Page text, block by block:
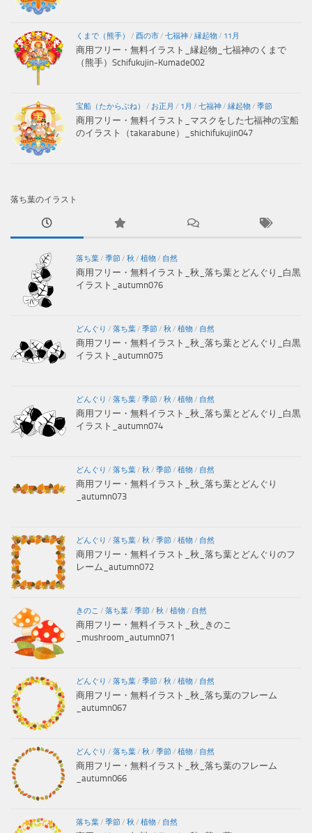
くまで（熊手） / 酉の市 / 七福神 / 縁起物 / 11月
商用フリー・無料イラスト_縁起物_七福神のくまで
（熊手）Schifukujin-Kumade002
宝船（たからぶね） / お正月 / 1月 / 七福神 / 縁起物 / 季節
商用フリー・無料イラスト_マスクをした七福神の宝船
のイラスト（takarabune）_shichifukujin047
落ち葉のイラスト
落ち葉 / 季節 / 秋 / 植物 / 自然
商用フリー・無料イラスト_秋_落ち葉とどんぐり_白黒
イラスト_autumn076
どんぐり / 落ち葉 / 季節 / 秋 / 植物 / 自然
商用フリー・無料イラスト_秋_落ち葉とどんぐり_白黒
イラスト_autumn075
どんぐり / 落ち葉 / 季節 / 秋 / 植物 / 自然
商用フリー・無料イラスト_秋_落ち葉とどんぐり_白黒
イラスト_autumn074
どんぐり / 落ち葉 / 秋 / 季節 / 植物 / 自然
商用フリー・無料イラスト_秋_落ち葉とどんぐり
_autumn073
どんぐり / 落ち葉 / 秋 / 季節 / 植物 / 自然
商用フリー・無料イラスト_秋_落ち葉とどんぐりのフ
レーム_autumn072
きのこ / 落ち葉 / 季節 / 秋 / 植物 / 自然
商用フリー・無料イラスト_秋_きのこ
_mushroom_autumn071
どんぐり / 落ち葉 / 季節 / 秋 / 植物 / 自然
商用フリー・無料イラスト_秋_落ち葉のフレーム
_autumn067
どんぐり / 落ち葉 / 秋 / 季節 / 植物 / 自然
商用フリー・無料イラスト_秋_落ち葉のフレーム
_autumn066
落ち葉 / 季節 / 秋 / 植物 / 自然